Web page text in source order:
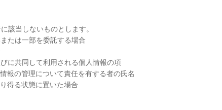
該当しないものとします。
たは一部を委託する場合
に共同して利用される個人情報の項
報の管理について責任を有する者の氏名
得る状態に置いた場合